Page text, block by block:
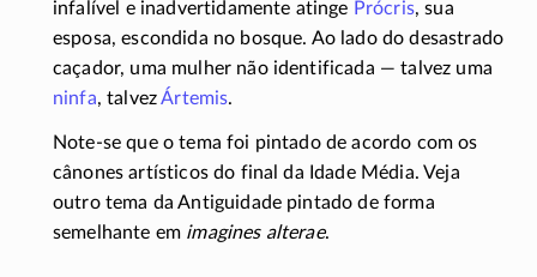
infalível e inadvertidamente atinge Prócris, sua
esposa, escondida no bosque. Ao lado do desastrado
caçador, uma mulher não identificada — talvez uma
ninfa, talvezÁrtemis.
Note-se que o tema foi pintado de acordo com os
cânones artísticos do final da Idade Média. Veja
outro tema da Antiguidade pintado de forma
semelhante em imagines alterae.